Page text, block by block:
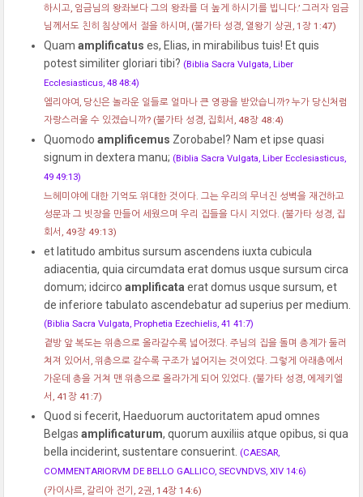
하시고, 임금님의 왕좌보다 그의 왕좌를 더 높게 하시기를 빕니다.’ 그러자 임금
님께서도 친히 침상에서 절을 하시며, (불가타 성경, 열왕기 상권, 1장 1:47)
Quamamplificatus es, Elias, in mirabilibus tuis! Et quis
potest similiter gloriari tibi? (Biblia Sacra Vulgata, Liber
Ecclesiasticus, 48 48:4)
엘리야여, 당신은 놀라운 일들로 얼마나 큰 영광을 받았습니까? 누가 당신처럼
자랑스러울 수 있겠습니까? (불가타 성경, 집회서, 48장 48:4)
Quomodoamplificemus Zorobabel? Nam et ipse quasi
signum in dextera manu; (Biblia Sacra Vulgata, Liber Ecclesiasticus,
49 49:13)
느헤미야에 대한 기억도 위대한 것이다. 그는 우리의 무너진 성벽을 재건하고
성문과 그 빗장을 만들어 세웠으며 우리 집들을 다시 지었다. (불가타 성경, 집
회서, 49장 49:13)
et latitudo ambitus sursum ascendens iuxta cubicula
adiacentia, quia circumdata erat domus usque sursum circa
domum; idcircoamplificata erat domus usque sursum, et
de inferiore tabulato ascendebatur ad superius per medium.
(Biblia Sacra Vulgata, Prophetia Ezechielis, 41 41:7)
곁방 앞 복도는 위층으로 올라갈수록 넓어졌다. 주님의 집을 돌며 층계가 둘러
쳐져 있어서, 위층으로 갈수록 구조가 넓어지는 것이었다. 그렇게 아래층에서
가운데 층을 거쳐 맨 위층으로 올라가게 되어 있었다. (불가타 성경, 에제키엘
서, 41장 41:7)
Quod si fecerit, Haeduorum auctoritatem apud omnes
Belgasamplificaturum, quorum auxiliis atque opibus, si qua
bella inciderint, sustentare consuerint. (CAESAR,
COMMENTARIORVM DE BELLO GALLICO, SECVNDVS, XIV 14:6)
(카이사르, 갈리아 전기, 2권, 14장 14:6)